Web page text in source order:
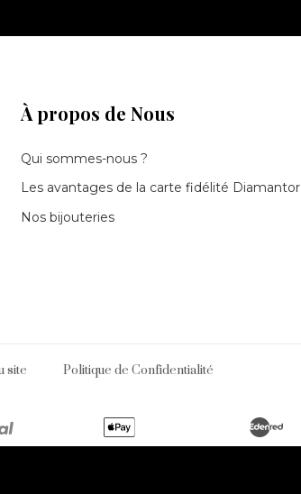
À propos de Nous
Qui sommes-nous ?
Les avantages de la carte fidélité Diamantor
Nos bijouteries
site Politique de Confidentialité